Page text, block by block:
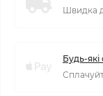
Швидка
Будь-